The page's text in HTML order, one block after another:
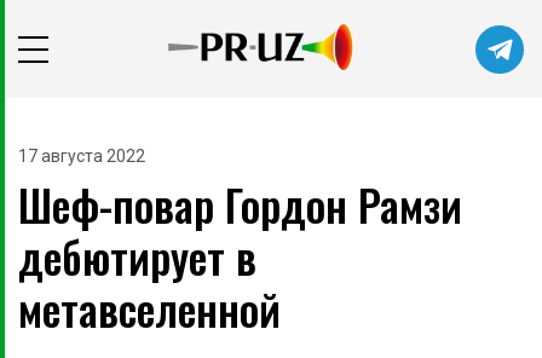
17 августа 2022
Шеф-повар Гордон Рамзи
дебютирует в
метавселенной